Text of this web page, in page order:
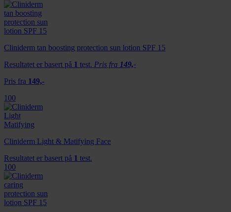
Cliniderm tan boosting protection sun lotion SPF 15
Resultatet er basert på 1 test. Pris fra 149,-
Pris fra 149,-
100
Cliniderm Light & Matifying Face
Resultatet er basert på 1 test.
100